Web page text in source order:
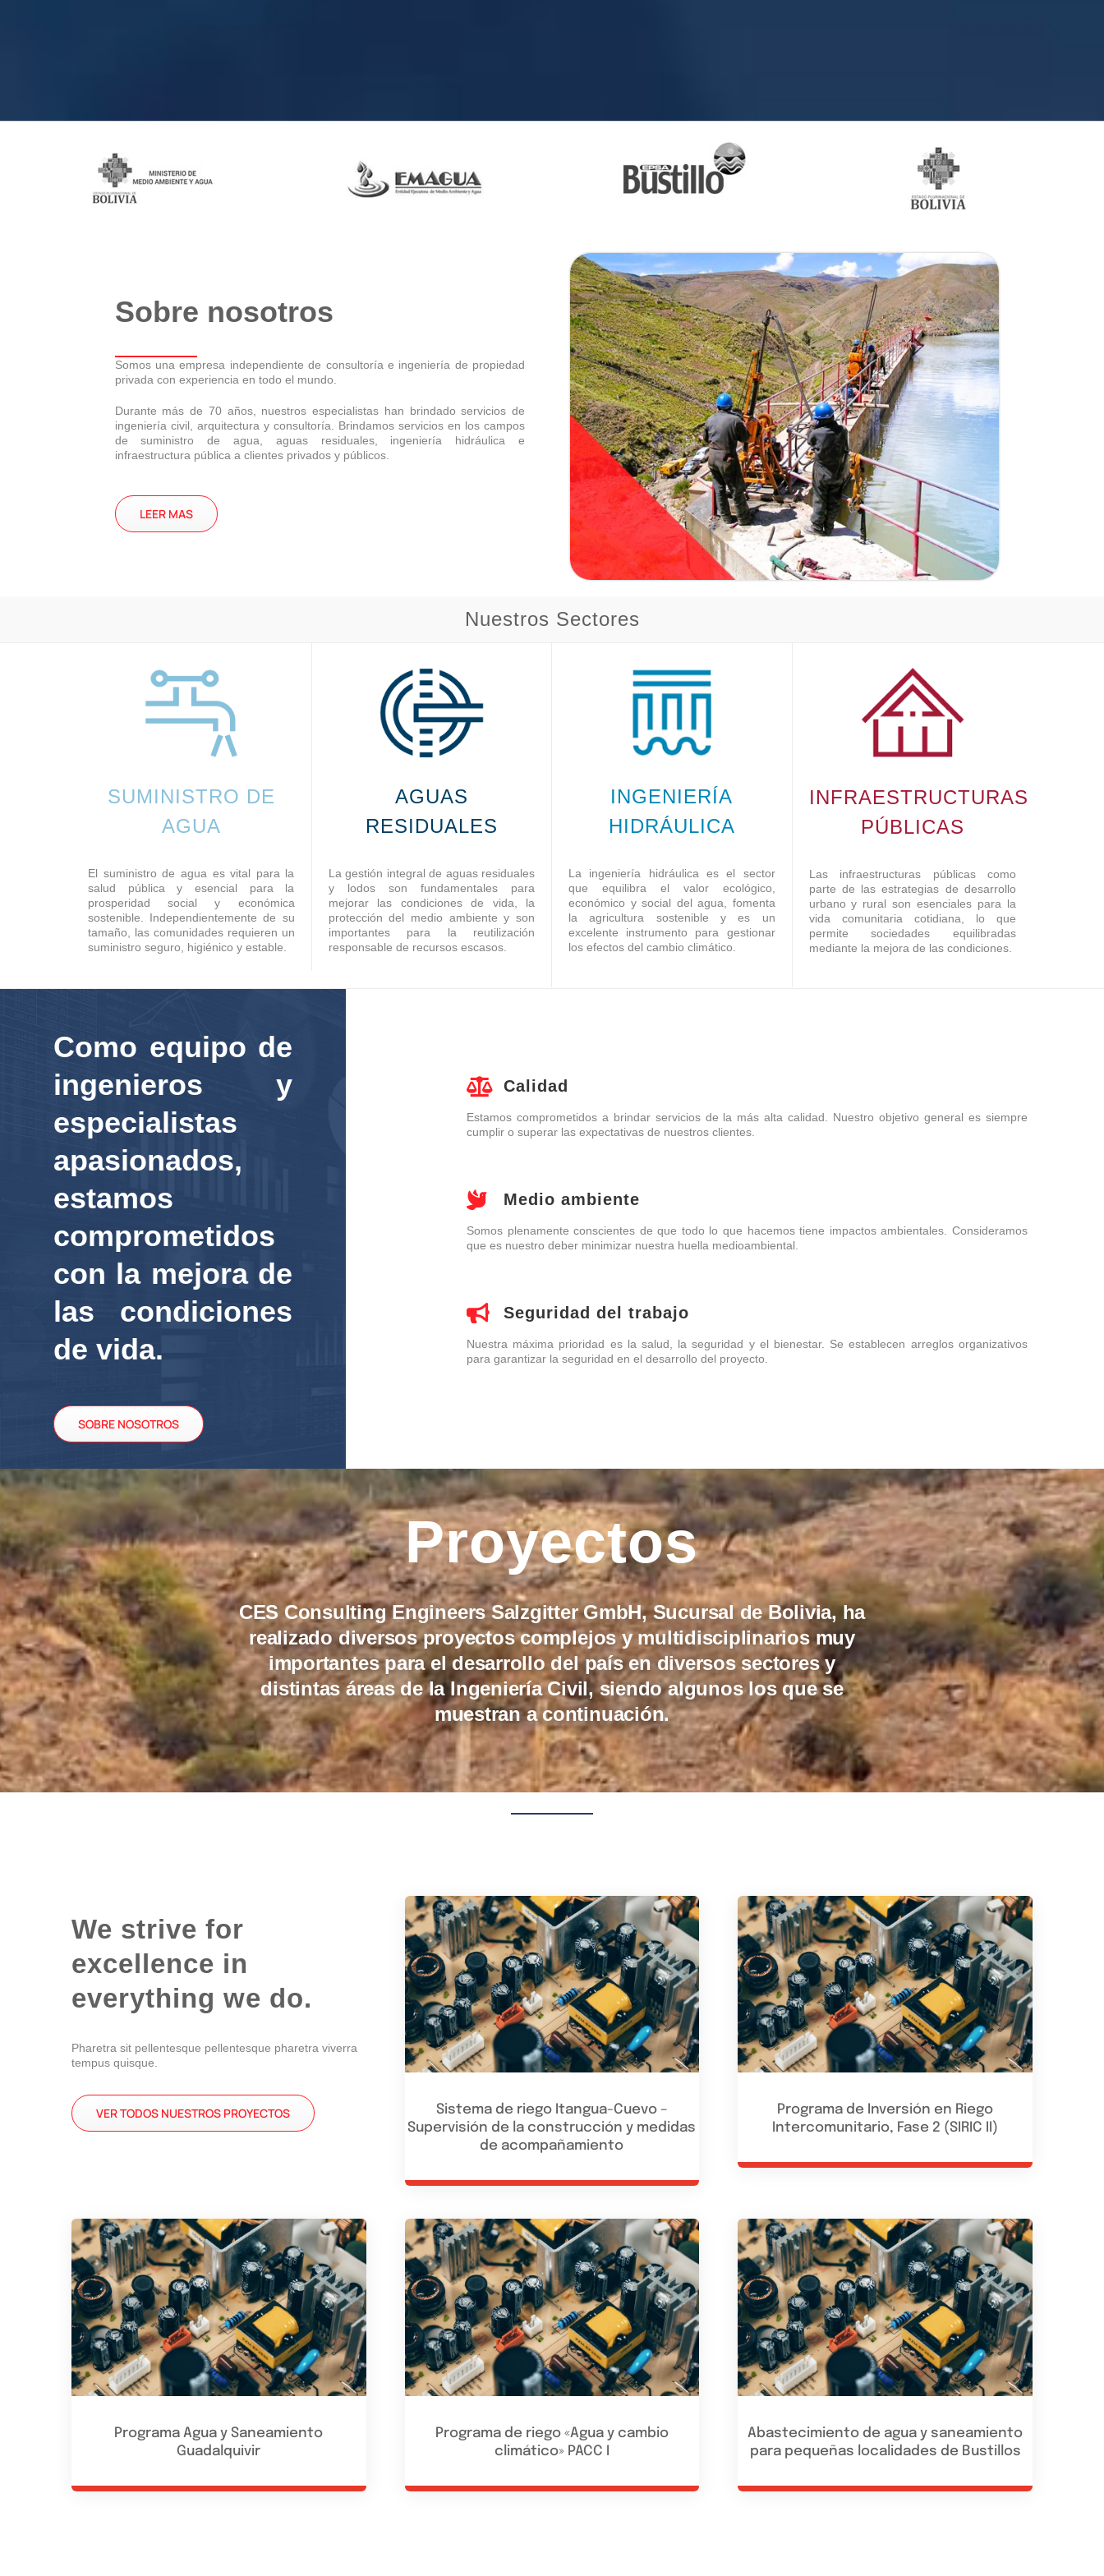
Sobre nosotros
Somos una empresa independiente de consultoría e ingeniería de propiedad
privada con experiencia en todo el mundo.
Durante más de 70 años, nuestros especialistas han brindado servicios de
ingeniería civil, arquitectura y consultoría. Brindamos servicios en los campos
de suministro de agua, aguas residuales, ingeniería hidráulica e
infraestructura pública a clientes privados y públicos.
LEER MAS
Nuestros Sectores
SUMINISTRO DE
AGUA
El suministro de agua es vital para la
salud pública y esencial para la
prosperidad social y económica
sostenible. Independientemente de su
tamaño, las comunidades requieren un
suministro seguro, higiénico y estable.
AGUAS
RESIDUALES
La gestión integral de aguas residuales
y lodos son fundamentales para
mejorar las condiciones de vida, la
protección del medio ambiente y son
importantes para la reutilización
responsable de recursos escasos.
INGENIERÍA
HIDRÁULICA
La ingeniería hidráulica es el sector
que equilibra el valor ecológico,
económico y social del agua, fomenta
la agricultura sostenible y es un
excelente instrumento para gestionar
los efectos del cambio climático.
INFRAESTRUCTURAS
PÚBLICAS
Las infraestructuras públicas como
parte de las estrategias de desarrollo
urbano y rural son esenciales para la
vida comunitaria cotidiana, lo que
permite sociedades equilibradas
mediante la mejora de las condiciones.
Como equipo de
ingenieros y
especialistas
apasionados,
estamos
comprometidos
con la mejora de
las condiciones
de vida.
SOBRE NOSOTROS
Calidad
Estamos comprometidos a brindar servicios de la más alta calidad. Nuestro objetivo general es siempre
cumplir o superar las expectativas de nuestros clientes.
Medio ambiente
Somos plenamente conscientes de que todo lo que hacemos tiene impactos ambientales. Consideramos
que es nuestro deber minimizar nuestra huella medioambiental.
Seguridad del trabajo
Nuestra máxima prioridad es la salud, la seguridad y el bienestar. Se establecen arreglos organizativos
para garantizar la seguridad en el desarrollo del proyecto.
Proyectos
CES Consulting Engineers Salzgitter GmbH, Sucursal de Bolivia, ha
realizado diversos proyectos complejos y multidisciplinarios muy
importantes para el desarrollo del país en diversos sectores y
distintas áreas de la Ingeniería Civil, siendo algunos los que se
muestran a continuación.
We strive for
excellence in
everything we do.
Pharetra sit pellentesque pellentesque pharetra viverra
tempus quisque.
VER TODOS NUESTROS PROYECTOS
Sistema de riego Itangua-Cuevo –
Supervisión de la construcción y medidas
de acompañamiento
Programa de Inversión en Riego
Intercomunitario, Fase 2 (SIRIC II)
Programa Agua y Saneamiento
Guadalquivir
Programa de riego «Agua y cambio
climático» PACC I
Abastecimiento de agua y saneamiento
para pequeñas localidades de Bustillos